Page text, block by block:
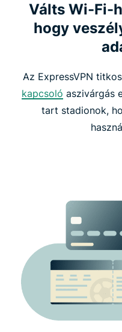
Válts Wi-Fi-
hogy
Az ExpressVPN
kapcsoló aszivárgás
tart stadionok,